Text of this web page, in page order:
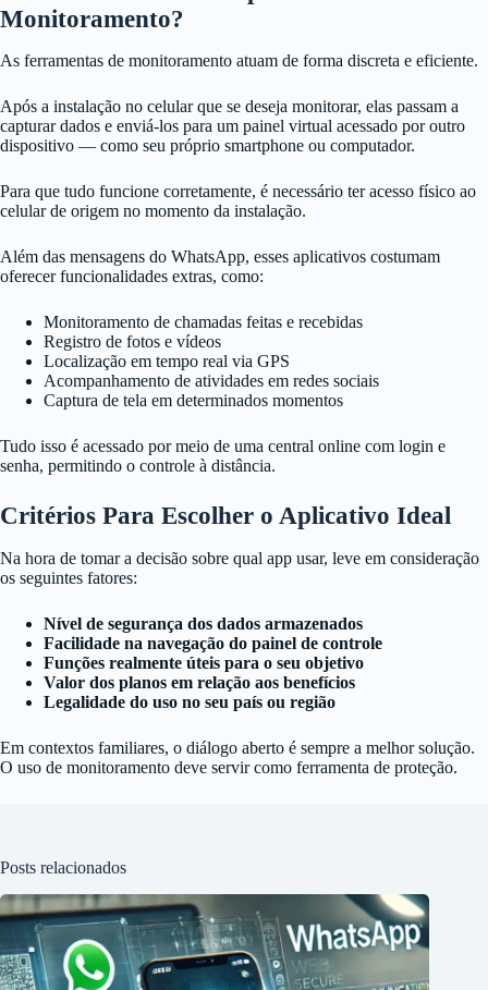
Monitoramento?
As ferramentas de monitoramento atuam de forma discreta e eficiente.
Após a instalação no celular que se deseja monitorar, elas passam a
capturar dados e enviá-los para um painel virtual acessado por outro
dispositivo — como seu próprio smartphone ou computador.
Para que tudo funcione corretamente, é necessário ter acesso físico ao
celular de origem no momento da instalação.
Além das mensagens do WhatsApp, esses aplicativos costumam
oferecer funcionalidades extras, como:
Monitoramento de chamadas feitas e recebidas
Registro de fotos e vídeos
Localização em tempo real via GPS
Acompanhamento de atividades em redes sociais
Captura de tela em determinados momentos
Tudo isso é acessado por meio de uma central online com login e
senha, permitindo o controle à distância.
Critérios Para Escolher o Aplicativo Ideal
Na hora de tomar a decisão sobre qual app usar, leve em consideração
os seguintes fatores:
Nível de segurança dos dados armazenados
Facilidade na navegação do painel de controle
Funções realmente úteis para o seu objetivo
Valor dos planos em relação aos benefícios
Legalidade do uso no seu país ou região
Em contextos familiares, o diálogo aberto é sempre a melhor solução.
O uso de monitoramento deve servir como ferramenta de proteção.
Posts relacionados